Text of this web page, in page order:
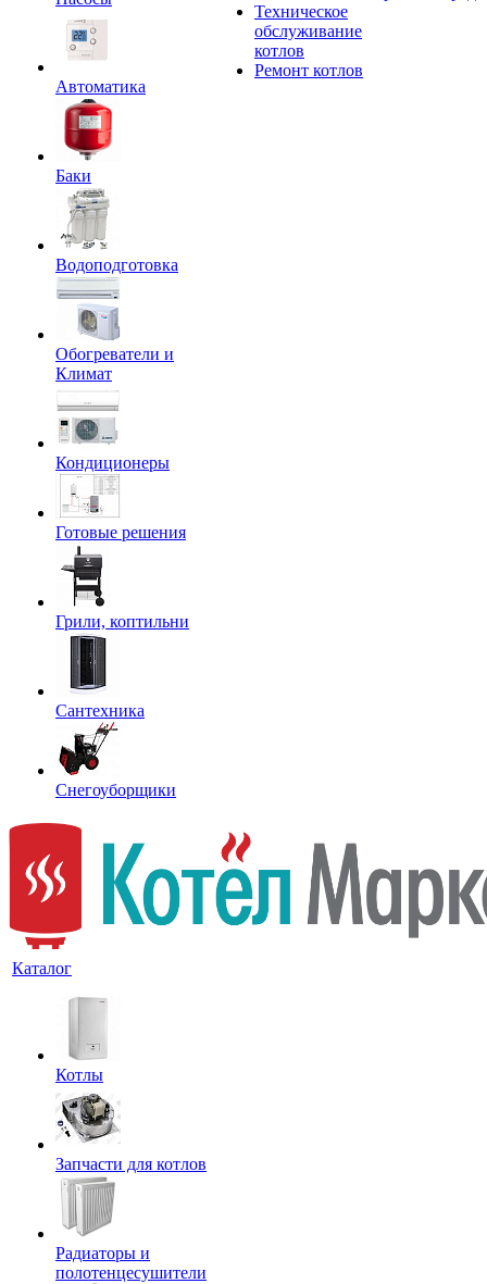
Автоматика
Баки
Водоподготовка
Обогреватели и
Климат
Кондиционеры
Готовые решения
Грили, коптильни
Сантехника
Снегоуборщики
Техническое
обслуживание
котлов
Ремонт котлов
Каталог
Котлы
Запчасти для котлов
Радиаторы и
полотенцесушители